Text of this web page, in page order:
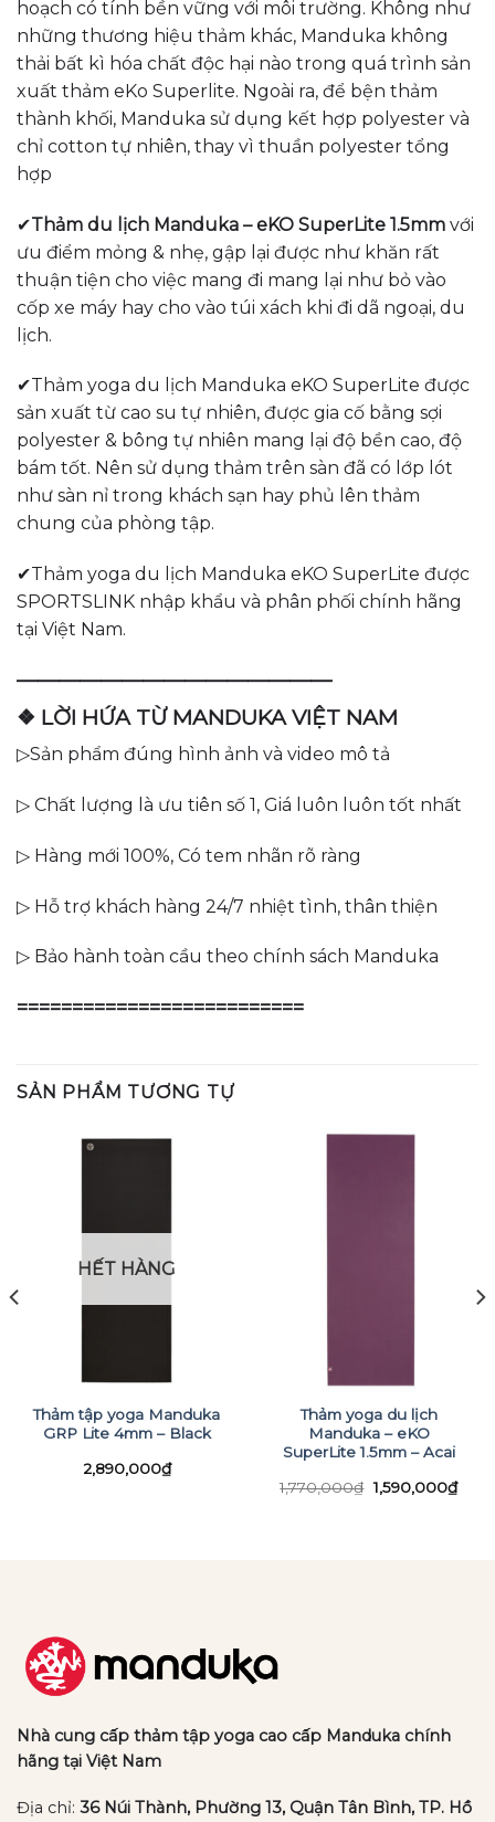
hoạch có tính bền vững với môi trường. Không như
những thương hiệu thảm khác, Manduka không
thải bất kì hóa chất độc hại nào trong quá trình sản
xuất thảm eKo Superlite. Ngoài ra, để bện thảm
thành khối, Manduka sử dụng kết hợp polyester và
chỉ cotton tự nhiên, thay vì thuần polyester tổng
hợp
✔Thảm du lịch Manduka – eKO SuperLite 1.5mm với
ưu điểm mỏng & nhẹ, gập lại được như khăn rất
thuận tiện cho việc mang đi mang lại như bỏ vào
cốp xe máy hay cho vào túi xách khi đi dã ngoại, du
lịch.
✔Thảm yoga du lịch Manduka eKO SuperLite được
sản xuất từ cao su tự nhiên, được gia cố bằng sợi
polyester & bông tự nhiên mang lại độ bền cao, độ
bám tốt. Nên sử dụng thảm trên sàn đã có lớp lót
như sàn nỉ trong khách sạn hay phủ lên thảm
chung của phòng tập.
✔Thảm yoga du lịch Manduka eKO SuperLite được
SPORTSLINK nhập khẩu và phân phối chính hãng
tại Việt Nam.
———————————————
❖ LỜI HỨA TỪ MANDUKA VIỆT NAM
▷Sản phẩm đúng hình ảnh và video mô tả
▷ Chất lượng là ưu tiên số 1, Giá luôn luôn tốt nhất
▷ Hàng mới 100%, Có tem nhãn rõ ràng
▷ Hỗ trợ khách hàng 24/7 nhiệt tình, thân thiện
▷ Bảo hành toàn cầu theo chính sách Manduka
==========================
SẢN PHẨM TƯƠNG TỰ
HẾT HÀNG
Thảm tập yoga Manduka
GRP Lite 4mm – Black
2,890,000₫
Thảm yoga du lịch
Manduka – eKO
SuperLite 1.5mm – Acai
1,770,000₫ Giá
gốc
1,590,000₫Giá
hiện
Nhà cung cấp thảm tập yoga cao cấp Manduka chính
hãng tại Việt Nam
Địa chỉ: 36 Núi Thành, Phường 13, Quận Tân Bình, TP. Hồ